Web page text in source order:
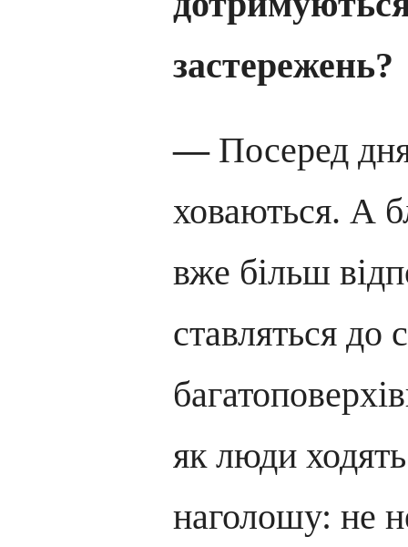
застережень?
—Посеред
ховаються. А
вже більш
ставляться
як люди
наголошу: не